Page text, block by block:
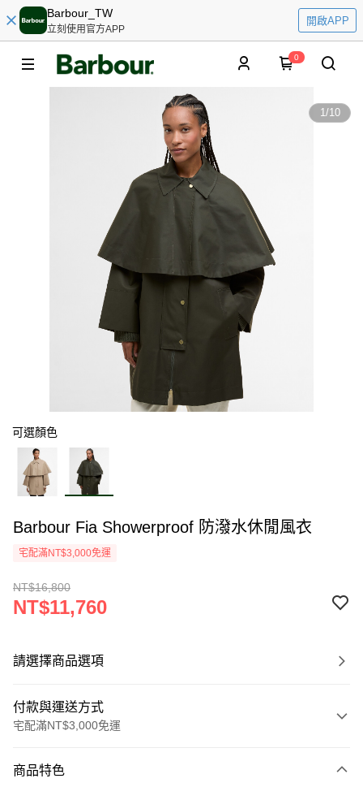
Barbour_TW
立刻使用官方APP
開啟APP
0
1/10
可選顏色
Barbour Fia Showerproof 防潑水休閒風衣
宅配滿NT$3,000免運
NT$16,800
NT$11,760
請選擇商品選項
付款與運送方式
宅配滿NT$3,000免運
信用卡一次付款
商品特色